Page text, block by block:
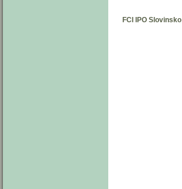
FCI IPO